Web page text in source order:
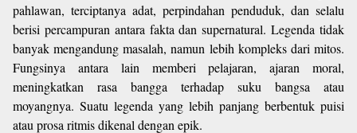
pahlawan, terciptanya adat, perpindahan penduduk, dan selalu
berisi percampuran antara fakta dan supernatural. Legenda tidak
banyak mengandung masalah, namun lebih kompleks dari mitos.
Fungsinya antara lain memberi pelajaran, ajaran moral,
meningkatkan rasa bangga terhadap suku bangsa atau
moyangnya. Suatu legenda yang lebih panjang berbentuk puisi
atau prosa ritmis dikenal dengan epik.